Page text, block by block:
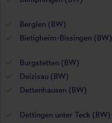
Berglen (BW)
Bietigheim-Bissingen (BW)
Burgstetten (BW)
Deizisau (BW)
Dettenhausen (BW)
Dettingen unter Teck (BW)